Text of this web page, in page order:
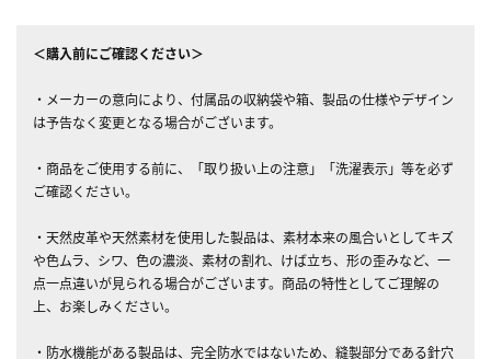
＜購入前にご確認ください＞
・メーカーの意向により、付属品の収納袋や箱、製品の仕様やデザイン
は予告なく変更となる場合がございます。
・商品をご使用する前に、「取り扱い上の注意」「洗濯表示」等を必ず
ご確認ください。
・天然皮革や天然素材を使用した製品は、素材本来の風合いとしてキズ
や色ムラ、シワ、色の濃淡、素材の割れ、けば立ち、形の歪みなど、一
点一点違いが見られる場合がございます。商品の特性としてご理解の
上、お楽しみください。
・防水機能がある製品は、完全防水ではないため、縫製部分である針穴